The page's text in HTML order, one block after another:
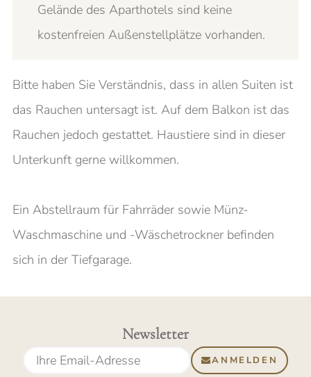
Gelände des Aparthotels sind keine
kostenfreien Außenstellplätze vorhanden.
Bitte haben Sie Verständnis, dass in allen Suiten ist
das Rauchen untersagt ist. Auf dem Balkon ist das
Rauchen jedoch gestattet. Haustiere sind in dieser
Unterkunft gerne willkommen.
Ein Abstellraum für Fahrräder sowie Münz-
Waschmaschine und -Wäschetrockner befinden
sich in der Tiefgarage.
Newsletter
ANMELDEN